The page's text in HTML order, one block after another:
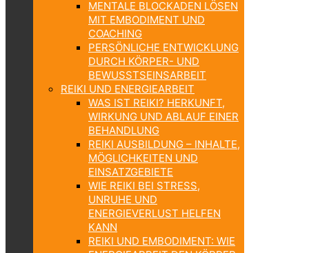
MENTALE BLOCKADEN LÖSEN
MIT EMBODIMENT UND
COACHING
PERSÖNLICHE ENTWICKLUNG
DURCH KÖRPER- UND
BEWUSSTSEINSARBEIT
REIKI UND ENERGIEARBEIT
WAS IST REIKI? HERKUNFT,
WIRKUNG UND ABLAUF EINER
BEHANDLUNG
REIKI AUSBILDUNG – INHALTE,
MÖGLICHKEITEN UND
EINSATZGEBIETE
WIE REIKI BEI STRESS,
UNRUHE UND
ENERGIEVERLUST HELFEN
KANN
REIKI UND EMBODIMENT: WIE